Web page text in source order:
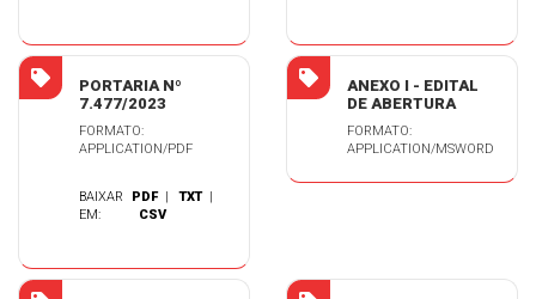
PORTARIA Nº
7.477/2023
FORMATO:
APPLICATION/PDF
BAIXAR
EM:
PDF |TXT |
CSV
ANEXO I - EDITAL
DE ABERTURA
FORMATO:
APPLICATION/MSWORD